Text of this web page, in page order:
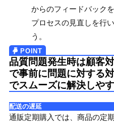
からのフィードバック
プロセスの見直しを行
う。
品質問題発生時は顧客
で事前に問題に対する
でスムーズに解決しやす
配送の遅延
通販定期購入では、商品の定